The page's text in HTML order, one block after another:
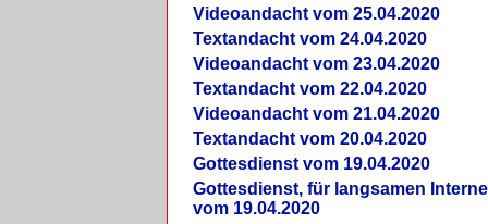
Videoandacht vom 25.04.2020
Textandacht vom 24.04.2020
Videoandacht vom 23.04.2020
Textandacht vom 22.04.2020
Videoandacht vom 21.04.2020
Textandacht vom 20.04.2020
Gottesdienst vom 19.04.2020
Gottesdienst, für langsamen
vom 19.04.2020